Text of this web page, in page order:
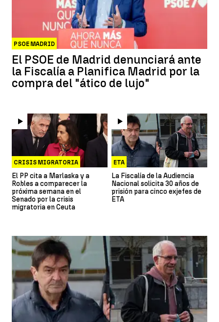
PSOE MADRID
El PSOE de Madrid denunciará ante
la Fiscalía a Planifica Madrid por la
compra del "ático de lujo"
CRISIS MIGRATORIA
El PP cita a Marlaska y a
Robles a comparecer la
próxima semana en el
Senado por la crisis
migratoria en Ceuta
ETA
La Fiscalía de la Audiencia
Nacional solicita 30 años de
prisión para cinco exjefes de
ETA